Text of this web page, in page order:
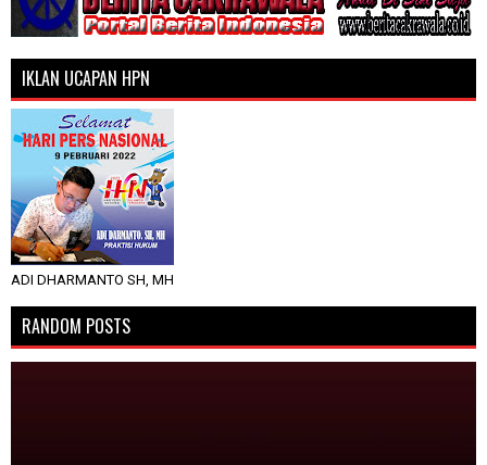
IKLAN UCAPAN HPN
ADI DHARMANTO SH, MH
RANDOM POSTS